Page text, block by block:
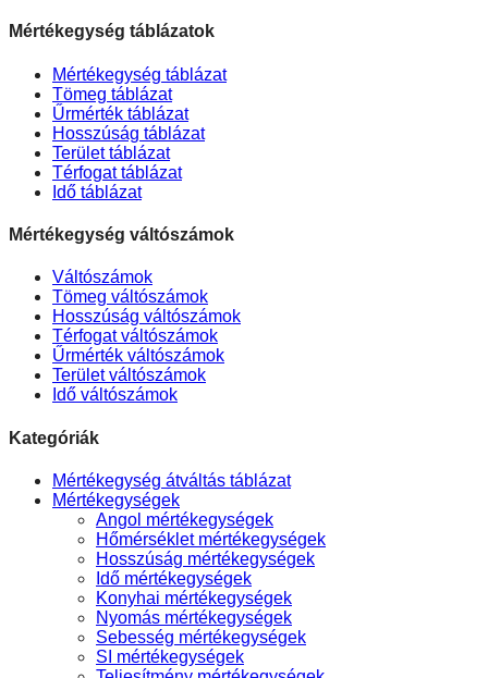
Mértékegység táblázatok
Mértékegység táblázat
Tömeg táblázat
Űrmérték táblázat
Hosszúság táblázat
Terület táblázat
Térfogat táblázat
Idő táblázat
Mértékegység váltószámok
Váltószámok
Tömeg váltószámok
Hosszúság váltószámok
Térfogat váltószámok
Űrmérték váltószámok
Terület váltószámok
Idő váltószámok
Kategóriák
Mértékegység átváltás táblázat
Mértékegységek
Angol mértékegységek
Hőmérséklet mértékegységek
Hosszúság mértékegységek
Idő mértékegységek
Konyhai mértékegységek
Nyomás mértékegységek
Sebesség mértékegységek
SI mértékegységek